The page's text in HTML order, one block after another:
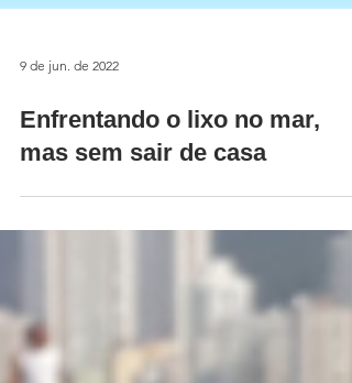
9 de jun. de 2022
Enfrentando o lixo no mar,
mas sem sair de casa